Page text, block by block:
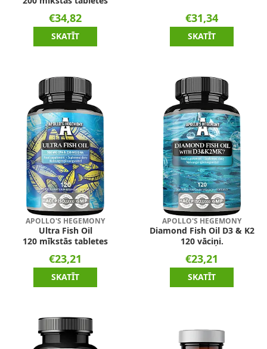
€34,82
SKATĪT
€31,34
SKATĪT
APOLLO'S HEGEMONY
Ultra Fish Oil
120 mīkstās tabletes
€23,21
SKATĪT
APOLLO'S HEGEMONY
Diamond Fish Oil D3 & K2
120 vāciņi.
€23,21
SKATĪT